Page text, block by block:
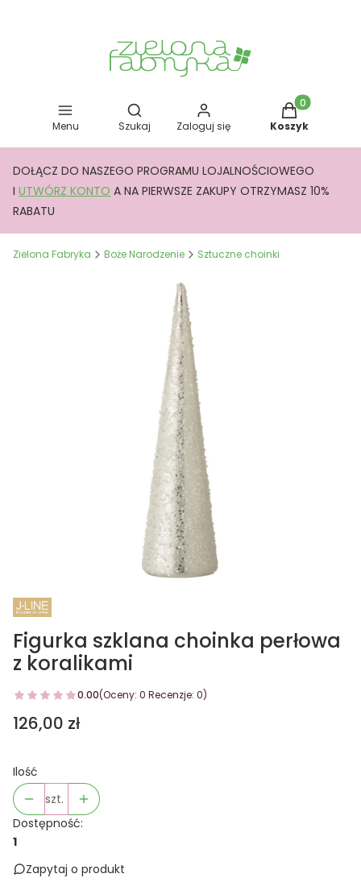
Menu
Otwórz wyszukiwarkę
Szukaj Zaloguj się
Produkty w
Koszyk
DOŁĄCZ DO NASZEGO PROGRAMU LOJALNOŚCIOWEGO
I UTWÓRZ KONTO A NA PIERWSZE ZAKUPY OTRZYMASZ 10%
RABATU
Zielona Fabryka Boże Narodzenie Sztuczne choinki
Figurka szklana choinka perłowa
z koralikami
0.00(Oceny: 0 Recenzje: 0)
Cena
126,00 zł
Ilość
szt.
Dostępność:
1
Zapytaj o produkt